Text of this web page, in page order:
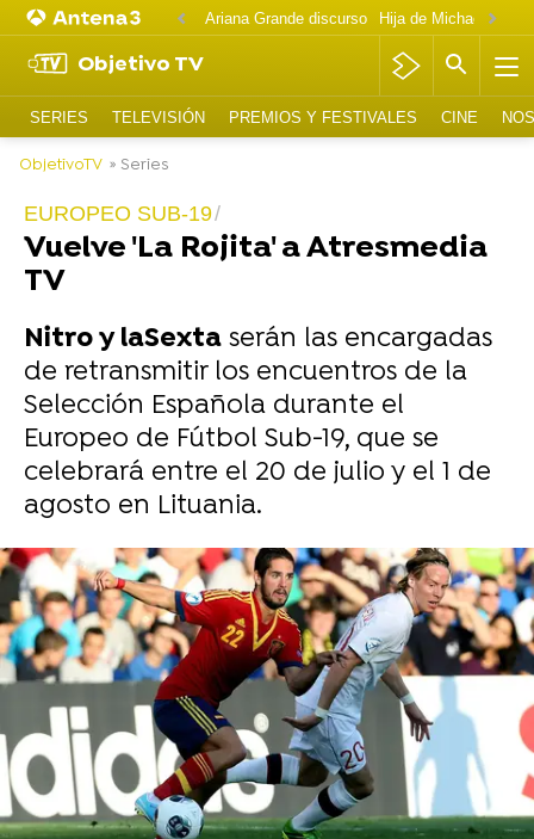
Ariana Grande discurso
Objetivo TV
SERIES TELEVISIÓN PREMIOS Y FESTIVALES CINE
ObjetivoTV » Series
EUROPEO SUB-19
Vuelve 'La Rojita' a Atresmedia
TV
Nitro y laSexta serán las encargadas
de retransmitir los encuentros de la
Selección Española durante el
Europeo de Fútbol Sub-19, que se
celebrará entre el 20 de julio y el 1 de
agosto en Lituania.
-